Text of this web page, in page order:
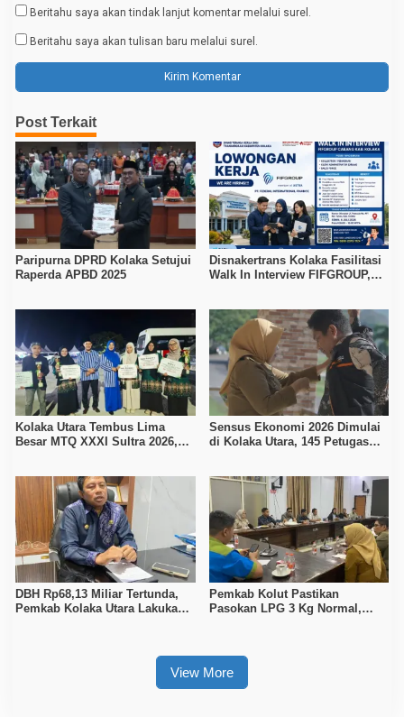
Beritahu saya akan tindak lanjut komentar melalui surel.
Beritahu saya akan tulisan baru melalui surel.
Post Terkait
Paripurna DPRD Kolaka Setujui
Raperda APBD 2025
Disnakertrans Kolaka Fasilitasi
Walk In Interview FIFGROUP,
Kolaka Utara Tembus Lima
Besar MTQ XXXI Sultra 2026,
Sensus Ekonomi 2026 Dimulai
di Kolaka Utara, 145 Petugas
DBH Rp68,13 Miliar Tertunda,
Pemkab Kolaka Utara Lakukan
Pemkab Kolut Pastikan
Pasokan LPG 3 Kg Normal,
View More